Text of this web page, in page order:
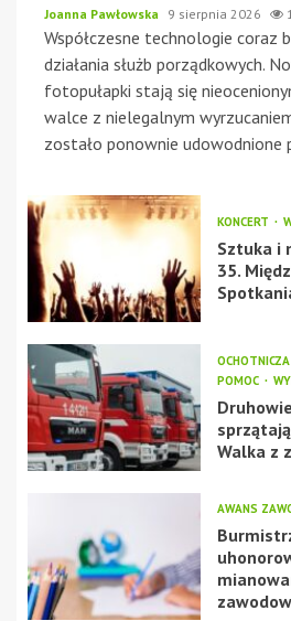
Joanna Pawłowska 9 sierpnia 2026
Współczesne technologie coraz
działania służb porządkowych.
fotopułapki stają się
walce z nielegalnym
zostało ponownie udowodnione
KONCERT
Sztuka i
35.
POMOC
Walka z
AWANS